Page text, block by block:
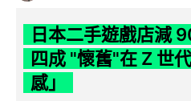
日本二手遊戲店減
四成 "懷舊"在 Z 世
感」